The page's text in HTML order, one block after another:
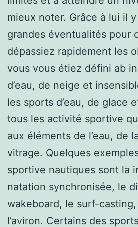
mieux noter. Grâce à lui il
grandes éventualités pour
dépassiez rapidement les
vous vous étiez défini ab
d’eau, de neige et
les sports d’eau, de glace
tous les activité sportive
aux éléments de l’eau, de
vitrage. Quelques
sportive nautiques sont la
natation synchronisée, le
wakeboard, le surf-
l’aviron. Certains des